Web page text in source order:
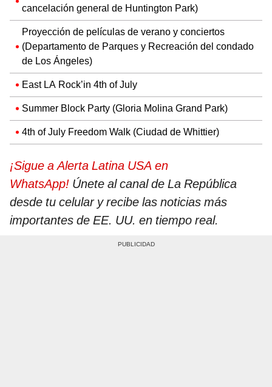
cancelación general de Huntington Park)
Proyección de películas de verano y conciertos
(Departamento de Parques y Recreación del condado
de Los Ángeles)
East LA Rock’in 4th of July
Summer Block Party (Gloria Molina Grand Park)
4th of July Freedom Walk (Ciudad de Whittier)
¡Sigue a Alerta Latina USA en
WhatsApp! Únete al canal de La República
desde tu celular y recibe las noticias más
importantes de EE. UU. en tiempo real.